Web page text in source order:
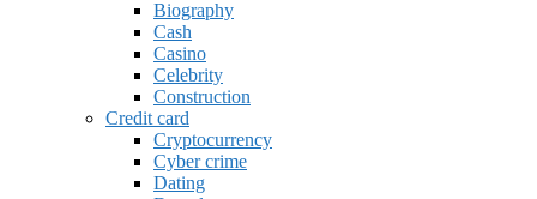
Biography
Cash
Casino
Celebrity
Construction
Credit card
Cryptocurrency
Cyber crime
Dating